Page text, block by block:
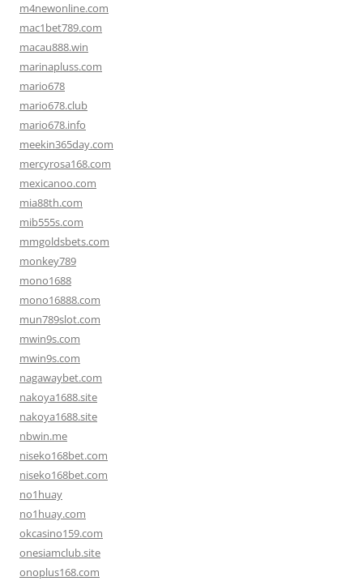
m4newonline.com
mac1bet789.com
macau888.win
marinapluss.com
mario678
mario678.club
mario678.info
meekin365day.com
mercyrosa168.com
mexicanoo.com
mia88th.com
mib555s.com
mmgoldsbets.com
monkey789
mono1688
mono16888.com
mun789slot.com
mwin9s.com
mwin9s.com
nagawaybet.com
nakoya1688.site
nakoya1688.site
nbwin.me
niseko168bet.com
niseko168bet.com
no1huay
no1huay.com
okcasino159.com
onesiamclub.site
onoplus168.com